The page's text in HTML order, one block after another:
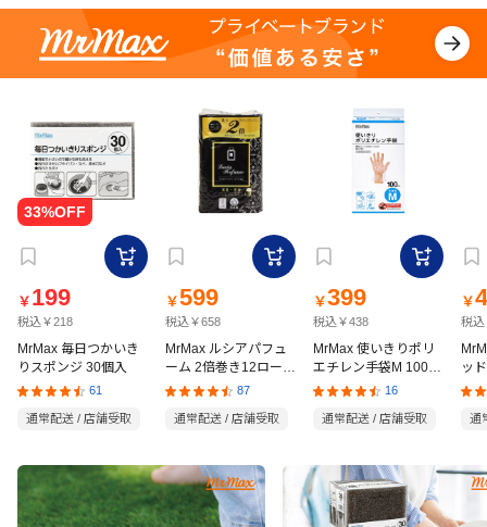
￥ 199
税込￥218
MrMax 毎日つかいき
りスポンジ 30個入
61
通常配送 / 店舗受取
￥599
税込￥658
MrMax ルシアパフュ
ーム 2倍巻き12ロール
ダブル
87
通常配送 / 店舗受取
￥399
税込￥438
MrMax 使いきりポリ
エチレン手袋M 100枚
入
16
通常配送 / 店舗受取
￥
税込
ッ
の
通